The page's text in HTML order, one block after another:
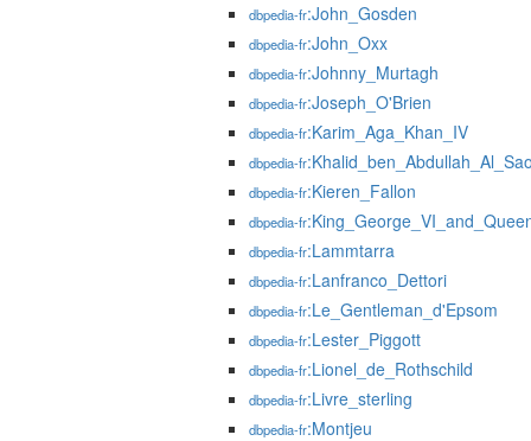
dbpedia-fr:John_Gosden
dbpedia-fr:John_Oxx
dbpedia-fr:Johnny_Murtagh
dbpedia-fr:Joseph_O'Brien
dbpedia-fr:Karim_Aga_Khan_IV
dbpedia-fr
dbpedia-fr:Kieren_Fallon
dbpedia-fr
dbpedia-fr:Lammtarra
dbpedia-fr:Lanfranco_Dettori
dbpedia-fr:Le_Gentleman_d'Epsom
dbpedia-fr:Lester_Piggott
dbpedia-fr:Lionel_de_Rothschild
dbpedia-fr:Livre_sterling
dbpedia-fr:Montjeu